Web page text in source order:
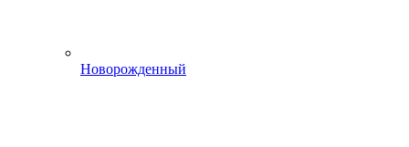
Новорожденный